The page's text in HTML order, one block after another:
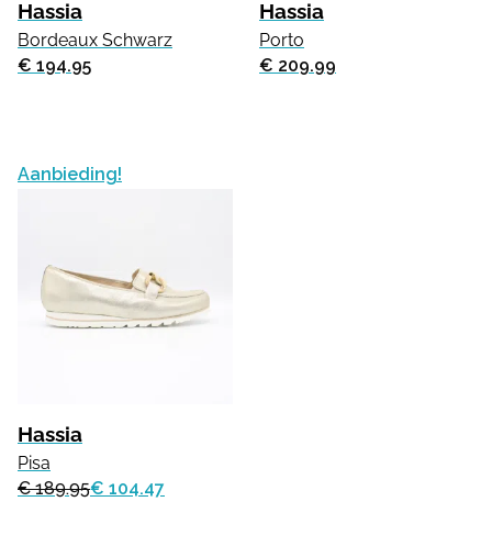
Hassia
Bordeaux Schwarz
€ 194.95
Hassia
Porto
€ 209.99
Aanbieding!
Hassia
Pisa
€ 189.95€ 104.47